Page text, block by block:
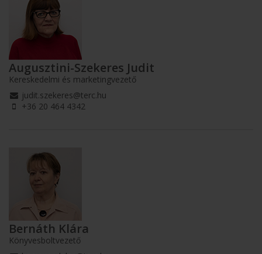
Augusztini-Szekeres Judit
Kereskedelmi és marketingvezető
judit.szekeres@terc.hu
+36 20 464 4342
Bernáth Klára
Könyvesboltvezető